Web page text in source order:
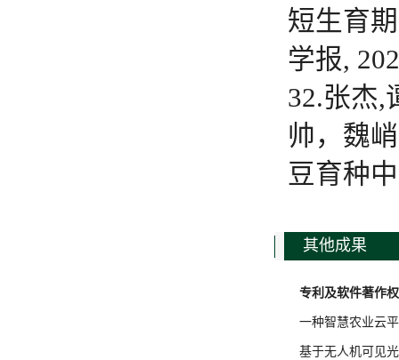
短生育
学报,
32.张杰,
帅，魏
豆育种
其他成果
专利及软件著作权
一种智慧农业云
基于无人机可见